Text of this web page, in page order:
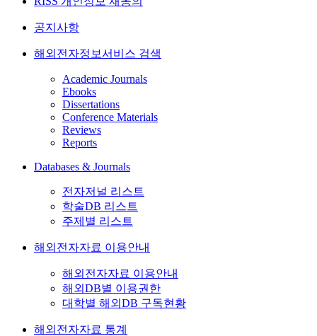
공지사항
해외전자정보서비스 검색
Academic Journals
Ebooks
Dissertations
Conference Materials
Reviews
Reports
Databases & Journals
전자저널 리스트
학술DB 리스트
주제별 리스트
해외전자자료 이용안내
해외전자자료 이용안내
해외DB별 이용권한
대학별 해외DB 구독현황
해외전자자료 통계